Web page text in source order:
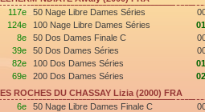
117e
50 Nage Libre Dames Séries
124e
100 Nage Libre Dames Séries
8e
50 Dos Dames Finale C
39e
50 Dos Dames Séries
82e
100 Dos Dames Séries
69e
200 Dos Dames Séries
ROCHES DU CHASSAY Lizia (2000) FRA
6e
50 Nage Libre Dames Finale C